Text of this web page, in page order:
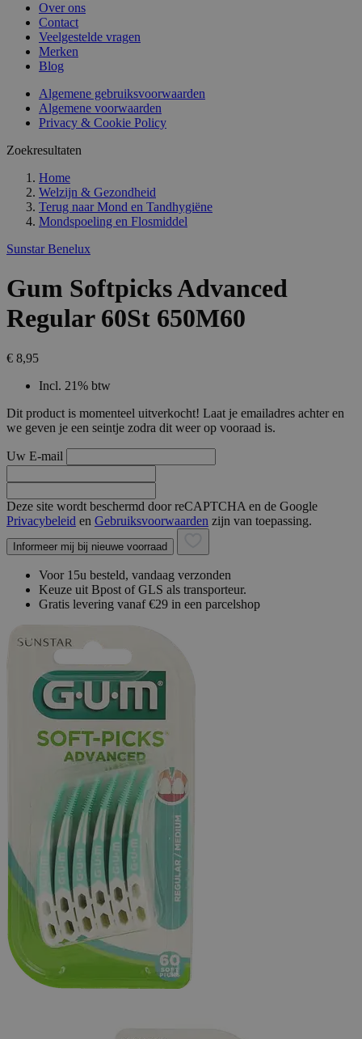
Over ons
Contact
Veelgestelde vragen
Merken
Blog
Algemene gebruiksvoorwaarden
Algemene voorwaarden
Privacy & Cookie Policy
Zoekresultaten
Home
Welzijn & Gezondheid
Terug naar Mond en Tandhygiëne
Mondspoeling en Flosmiddel
Sunstar Benelux
Gum Softpicks Advanced
Regular 60St 650M60
€ 8,95
Incl. 21% btw
Dit product is momenteel uitverkocht! Laat je emailadres achter en
we geven je een seintje zodra dit weer op vooraad is.
Uw E-mail
Deze site wordt beschermd door reCAPTCHA en de Google
Privacybeleid en Gebruiksvoorwaarden zijn van toepassing.
Informeer mij bij nieuwe voorraad
Voor 15u besteld, vandaag verzonden
Keuze uit Bpost of GLS als transporteur.
Gratis levering vanaf €29 in een parcelshop